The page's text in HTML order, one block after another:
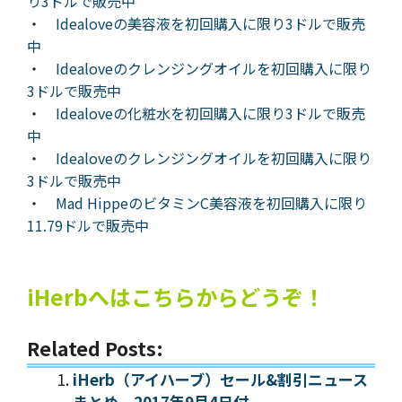
・ Idealoveの美容液を初回購入に限り3ドルで販売
中
・ Idealoveのクレンジングオイルを初回購入に限り
3ドルで販売中
・ Idealoveの化粧水を初回購入に限り3ドルで販売
中
・ Idealoveのクレンジングオイルを初回購入に限り
3ドルで販売中
・ Mad HippeのビタミンC美容液を初回購入に限り
11.79ドルで販売中
iHerbへはこちらからどうぞ！
Related Posts:
iHerb（アイハーブ）セール&割引ニュース